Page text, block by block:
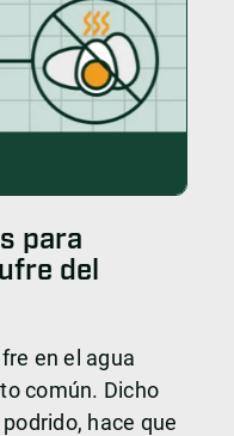
para
del
en el agua
común. Dicho
hace que